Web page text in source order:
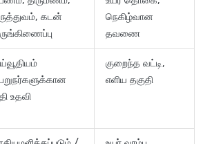
கடன்
நெகிழ்வான
தவணை
உதவி
குறைந்த வட்டி,
எளிய தகுதி